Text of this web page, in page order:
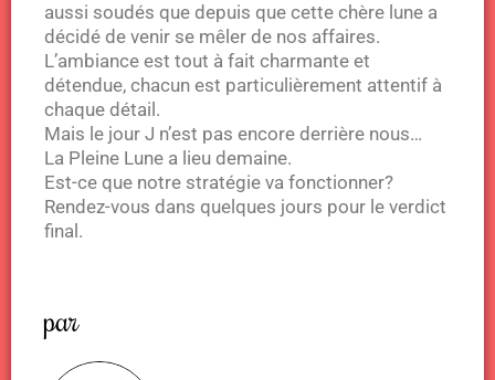
aussi soudés que depuis que cette chère lune a
décidé de venir se mêler de nos affaires.
L’ambiance est tout à fait charmante et
détendue, chacun est particulièrement attentif à
chaque détail.
Mais le jour J n’est pas encore derrière nous…
La Pleine Lune a lieu demaine.
Est-ce que notre stratégie va fonctionner?
Rendez-vous dans quelques jours pour le verdict
final.
par